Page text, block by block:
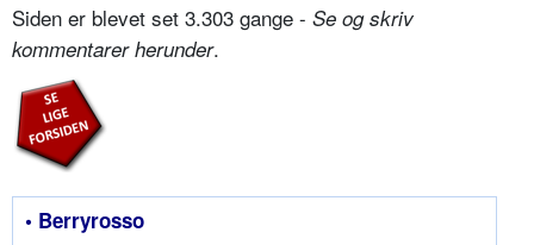
Siden er blevet set 3.303 gange - Se og skriv
kommentarer herunder.
• Berryrosso